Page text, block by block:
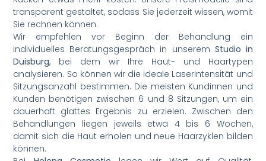
transparent gestaltet, sodass Sie jederzeit wissen, womit
Sie rechnen können.
Wir empfehlen vor Beginn der Behandlung ein
individuelles Beratungsgespräch in unserem Studio in
Duisburg, bei dem wir Ihre Haut- und Haartypen
analysieren. So können wir die ideale Laserintensität und
Sitzungsanzahl bestimmen. Die meisten Kundinnen und
Kunden benötigen zwischen 6 und 8 Sitzungen, um ein
dauerhaft glattes Ergebnis zu erzielen. Zwischen den
Behandlungen liegen jeweils etwa 4 bis 6 Wochen,
damit sich die Haut erholen und neue Haarzyklen bilden
können.